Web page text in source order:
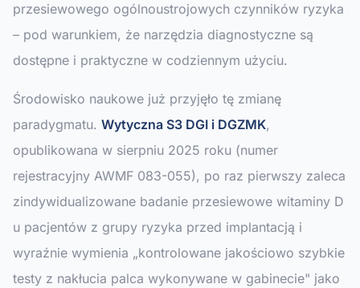
przesiewowego ogólnoustrojowych czynników ryzyka
– pod warunkiem, że narzędzia diagnostyczne są
dostępne i praktyczne w codziennym użyciu.
Środowisko naukowe już przyjęło tę zmianę
paradygmatu. Wytyczna S3 DGI i DGZMK,
opublikowana w sierpniu 2025 roku (numer
rejestracyjny AWMF 083-055), po raz pierwszy zaleca
zindywidualizowane badanie przesiewowe witaminy D
u pacjentów z grupy ryzyka przed implantacją i
wyraźnie wymienia „kontrolowane jakościowo szybkie
testy z nakłucia palca wykonywane w gabinecie" jako